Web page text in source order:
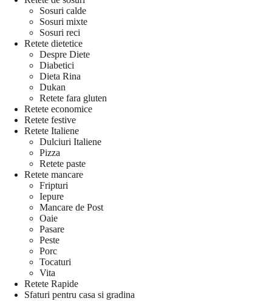
Sosuri calde
Sosuri mixte
Sosuri reci
Retete dietetice
Despre Diete
Diabetici
Dieta Rina
Dukan
Retete fara gluten
Retete economice
Retete festive
Retete Italiene
Dulciuri Italiene
Pizza
Retete paste
Retete mancare
Fripturi
Iepure
Mancare de Post
Oaie
Pasare
Peste
Porc
Tocaturi
Vita
Retete Rapide
Sfaturi pentru casa si gradina